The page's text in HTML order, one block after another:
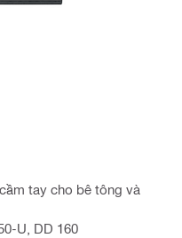
tay cho bê tông và
U, DD 160